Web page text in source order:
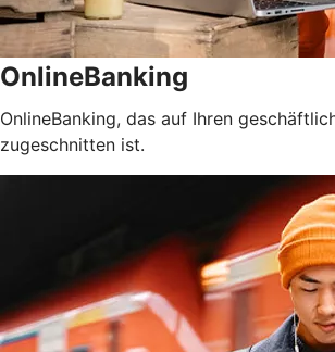
OnlineBanking
OnlineBanking, das auf Ihren
zugeschnitten ist.